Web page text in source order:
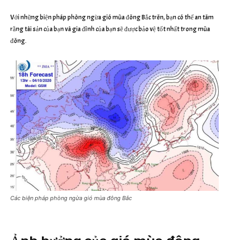
Với những biện pháp phòng ngừa gió mùa đông Bắc trên, bạn có thể an tâm
rằng tài sản của bạn và gia đình của bạn sẽ được bảo vệ tốt nhất trong mùa
đông.
Các biện pháp phòng ngừa gió mùa đông Bắc